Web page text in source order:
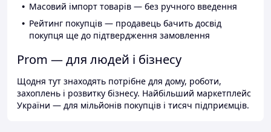
Масовий імпорт товарів — без ручного введення
Рейтинг покупців — продавець бачить досвід
покупця ще до підтвердження замовлення
Prom — для людей і бізнесу
Щодня тут знаходять потрібне для дому, роботи,
захоплень і розвитку бізнесу. Найбільший маркетплейс
України — для мільйонів покупців і тисяч підприємців.